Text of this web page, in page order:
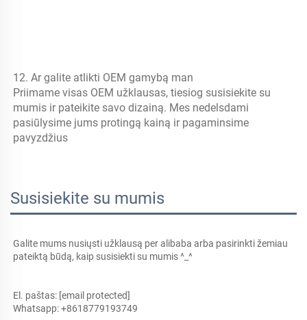
12. Ar galite atlikti OEM gamybą man
Priimame visas OEM užklausas, tiesiog susisiekite su
mumis ir pateikite savo dizainą. Mes nedelsdami
pasiūlysime jums protingą kainą ir pagaminsime
pavyzdžius
Susisiekite su mumis
Galite mums nusiųsti užklausą per alibaba arba pasirinkti žemiau
pateiktą būdą, kaip susisiekti su mumis ^_^
El. paštas: [email protected]
Whatsapp: +8618779193749